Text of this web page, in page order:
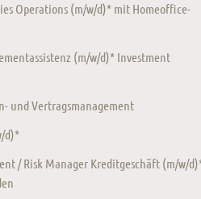
Operations (m/w/d)* mit Homeoffice-
(m/w/d)* Investment
und Vertragsmanagement
d)*
/ Risk Manager Kreditgeschäft (m/w/